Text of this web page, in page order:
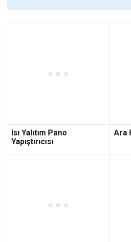
Isı Yalıtım Pano
Yapıştırıcısı
Ara